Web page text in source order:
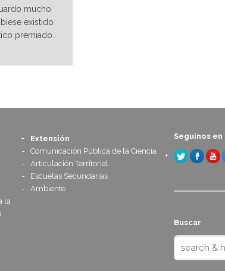
mucho
existido
premiado.
la
Extensión
Comunicación Pública de la Ciencia
Articulación Territorial
Escuelas Secundarias
Ambiente
Seguinos en
Buscar